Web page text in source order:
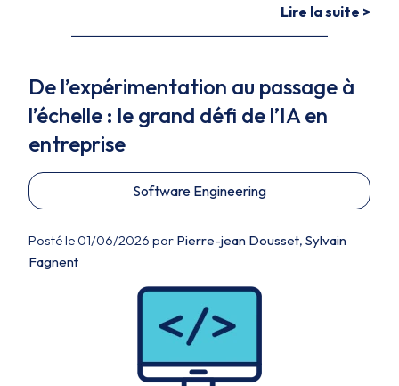
Lire la suite >
De l’expérimentation au passage à
l’échelle : le grand défi de l’IA en
entreprise
Software Engineering
Posté le 01/06/2026 par Pierre-jean Dousset, Sylvain
Fagnent